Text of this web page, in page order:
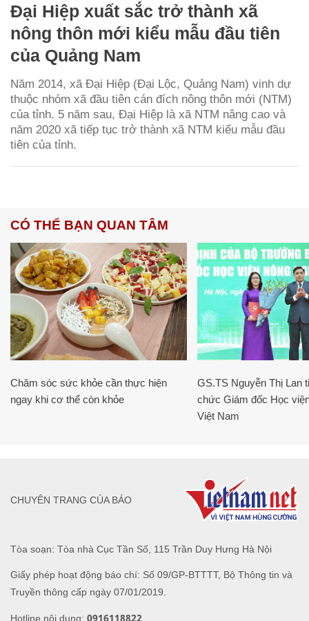
Đại Hiệp xuất sắc trở thành xã
nông thôn mới kiểu mẫu đầu tiên
của Quảng Nam
Năm 2014, xã Đại Hiệp (Đại Lộc, Quảng Nam) vinh dự
thuộc nhóm xã đầu tiên cán đích nông thôn mới (NTM)
của tỉnh. 5 năm sau, Đại Hiệp là xã NTM nâng cao và
năm 2020 xã tiếp tục trở thành xã NTM kiểu mẫu đầu
tiên của tỉnh.
CÓ THỂ BẠN QUAN TÂM
Chăm sóc sức khỏe cần thực hiện
ngay khi cơ thể còn khỏe
GS.TS Nguyễn Thị Lan
chức Giám đốc Học
Việt Nam
Tòa soạn: Tòa nhà Cục Tần Số, 115 Trần Duy Hưng Hà Nội
Giấy phép hoạt động báo chí: Số 09/GP-BTTTT, Bộ Thông tin và
Truyền thông cấp ngày 07/01/2019.
Hotline nội dung: 0916118822
CHUYÊN TRANG CỦA BÁO